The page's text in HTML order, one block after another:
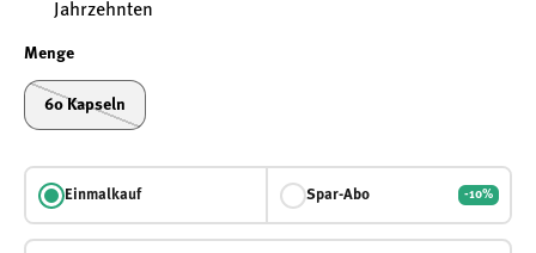
Jahrzehnten
Menge
60 Kapseln
Einmalkauf Spar-Abo -10%